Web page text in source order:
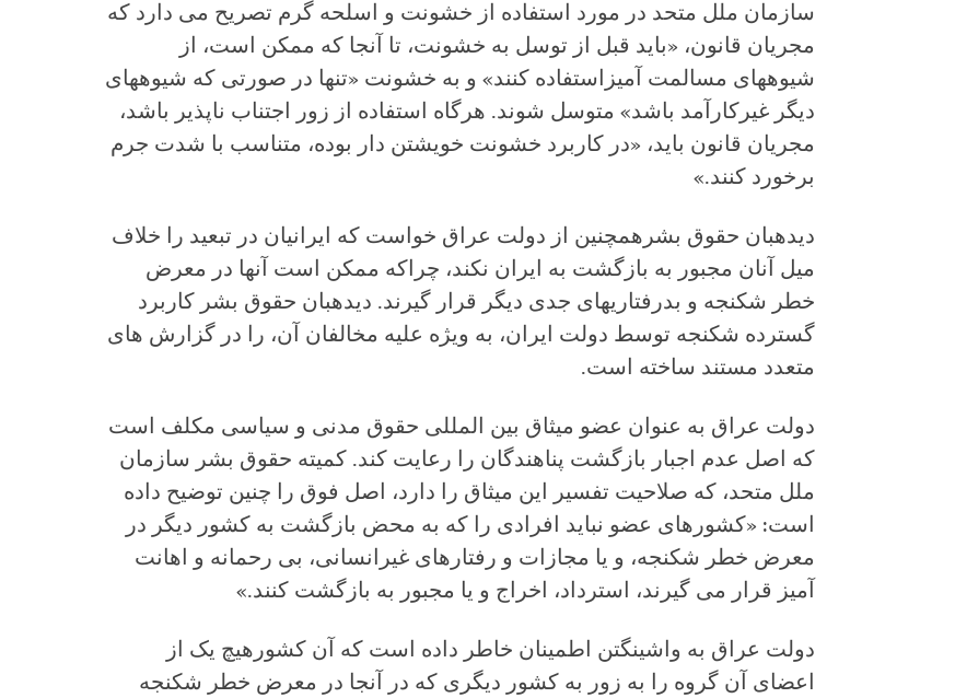
سازمان ملل متحد در مورد استفاده از خشونت و اسلحه گرم تصریح می دارد که
مجریان قانون، «باید قبل از توسل به خشونت، تا آنجا که ممکن است، از
شیوه‏های مسالمت آمیزاستفاده کنند» و به خشونت «تنها در صورتی که شیوه‏های
دیگر غیرکارآمد باشد» متوسل شوند. هرگاه استفاده از زور اجتناب ناپذیر باشد،
مجریان قانون باید، «در کاربرد خشونت خویشتن دار بوده، متناسب با شدت جرم
برخورد کنند.
»
دیده‏بان حقوق بشرهمچنین از دولت عراق خواست که ایرانیان در تبعید را خلاف
میل آنان مجبور به بازگشت به ایران نکند، چراکه ممکن است آنها در معرض
خطر شکنجه و بدرفتاری‏های جدی دیگر قرار گیرند. دیده‏بان حقوق بشر کاربرد
گسترده شکنجه توسط دولت ایران، به ویژه علیه مخالفان آن، را در گزارش های
متعدد مستند ساخته است.
دولت عراق به عنوان عضو میثاق بین المللی حقوق مدنی و سیاسی مکلف است
که اصل عدم اجبار بازگشت پناهندگان را رعایت کند. کمیته حقوق بشر سازمان
ملل متحد، که صلاحیت تفسیر این میثاق را دارد، اصل فوق را چنین توضیح داده
است: «کشورهای عضو نباید افرادی را که به محض بازگشت به کشور دیگر در
معرض خطر شکنجه، و یا مجازات و رفتارهای غیرانسانی، بی رحمانه و اهانت
آمیز قرار می گیرند، استرداد، اخراج و یا مجبور به بازگشت کنند.»
دولت عراق به واشینگتن اطمینان خاطر داده است که آن کشورهیچ یک از
اعضای آن گروه را به زور به کشور دیگری که در آنجا در معرض خطر شکنجه